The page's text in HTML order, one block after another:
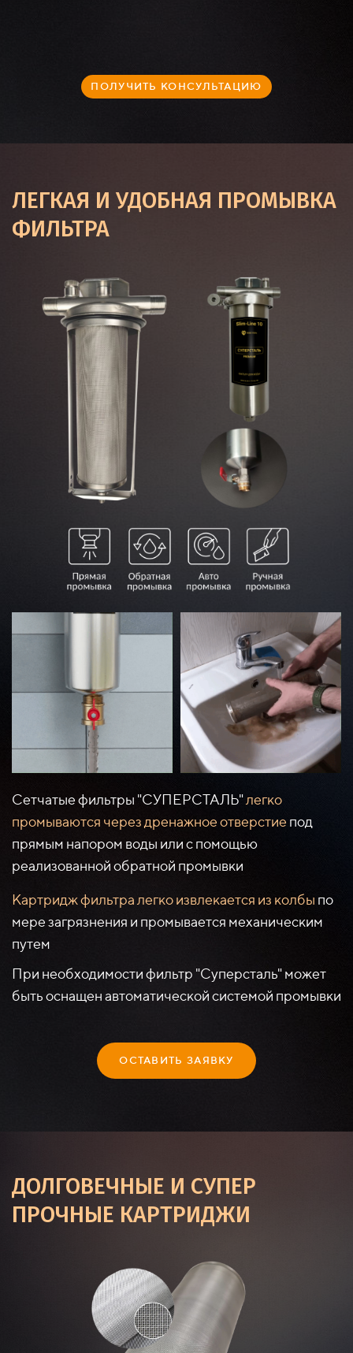
ПОЛУЧИТЬ КОНСУЛЬТАЦИЮ
ЛЕГКАЯ И УДОБНАЯ ПРОМЫВКА
ФИЛЬТРА
Сетчатые фильтры "СУПЕРСТАЛЬ"легко
промываются через дренажное отверстие под
прямым напором воды или с помощью
реализованной обратной промывки
Картридж фильтра легко извлекается из колбы по
мере загрязнения и промывается механическим
путем
При необходимости фильтр "Суперсталь" может
быть оснащен автоматической системой промывки
ОСТАВИТЬ ЗАЯВКУ
ДОЛГОВЕЧНЫЕ И СУПЕР
ПРОЧНЫЕ КАРТРИДЖИ